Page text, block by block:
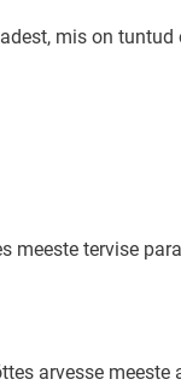
mis on
meeste tervise
arvesse